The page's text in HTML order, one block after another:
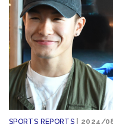
SPORTS REPORTS | 2024/